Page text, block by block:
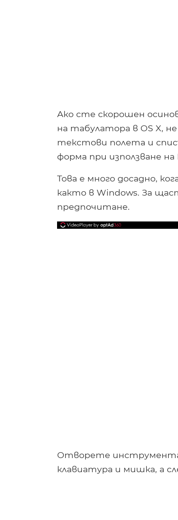
Ако сте скорошен
на табулатора в OS X,
текстови полета и
форма при използване на
Това е много досадно,
както в Windows. За
предпочитане.
Отворете инструмента
клавиатура и мишка, а